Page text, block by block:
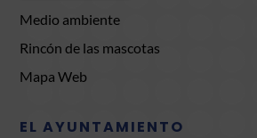
Medio ambiente
Rincón de las mascotas
Mapa Web
EL AYUNTAMIENTO